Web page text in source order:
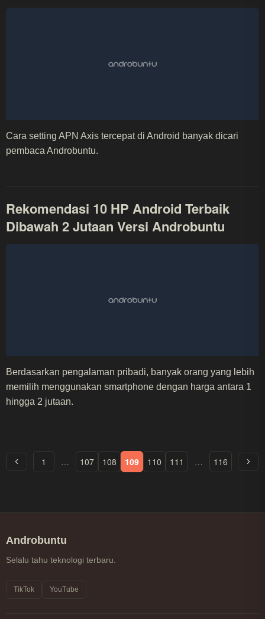
Cara setting APN Axis tercepat di Android banyak dicari
pembaca Androbuntu.
Rekomendasi 10 HP Android Terbaik
Dibawah 2 Jutaan Versi Androbuntu
Berdasarkan pengalaman pribadi, banyak orang yang lebih
memilih menggunakan smartphone dengan harga antara 1
hingga 2 jutaan.
1 … 107 108 109 110 111 … 116
Androbuntu
Selalu tahu teknologi terbaru.
TikTok YouTube